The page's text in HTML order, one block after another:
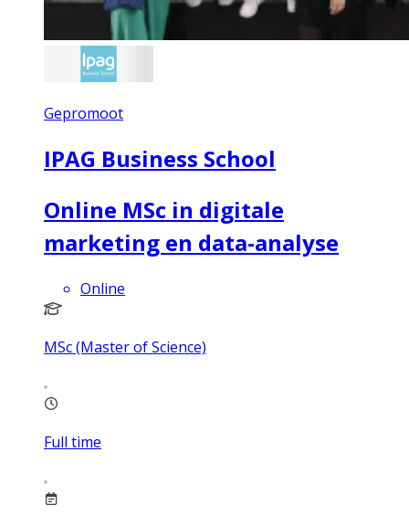
Gepromoot
IPAG Business School
Online MSc in digitale
marketing en data-analyse
Online
MSc (Master of Science)
Full time